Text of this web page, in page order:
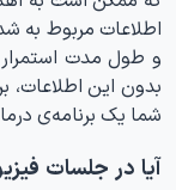
اطلاعات مربوط به
و طول مدت استمرار
بدون این
شما یک برنامه‌ی
آیا در جلسات